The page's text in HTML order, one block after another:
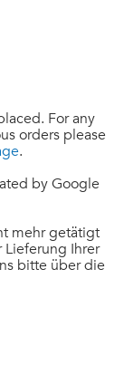
For any
orders please
.
by Google
mehr getätigt
Ihrer
bitte über die